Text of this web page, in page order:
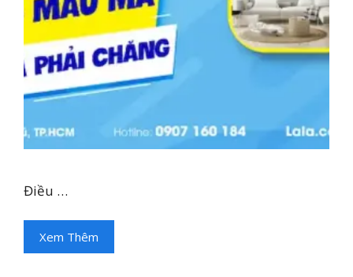
Điều …
Xem Thêm